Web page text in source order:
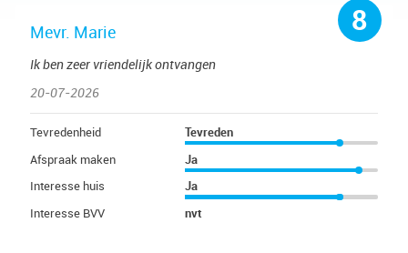
8
Mevr. Marie
Ik ben zeer vriendelijk ontvangen
20-07-2026
Tevredenheid
Tevreden
Afspraak maken
Ja
Interesse huis
Ja
Interesse BVV
nvt